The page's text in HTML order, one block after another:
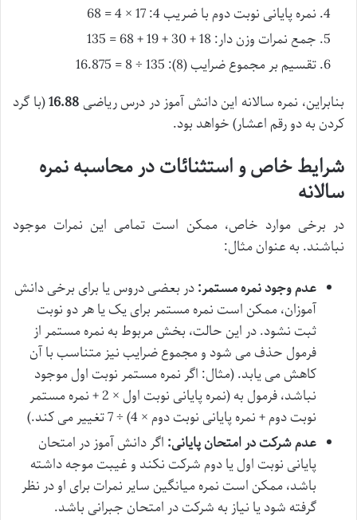
نمره پایانی نوبت دوم با ضریب 4: 17 × 4 = 68
جمع نمرات وزن دار: 18 + 30 + 19 + 68 = 135
تقسیم بر مجموع ضرایب (8): 135 ÷ 8 = 16.875
بنابراین، نمره سالانه این دانش آموز در درس ریاضی 16.88(با گرد
کردن به دو رقم اعشار) خواهد بود.
شرایط خاص و استثنائات در محاسبه نمره
سالانه
در برخی موارد خاص، ممکن است تمامی این نمرات موجود
نباشند. به عنوان مثال:
عدم وجود نمره مستمر:در بعضی دروس یا برای برخی دانش
آموزان، ممکن است نمره مستمر برای یک یا هر دو نوبت
ثبت نشود. در این حالت، بخش مربوط به نمره مستمر از
فرمول حذف می شود و مجموع ضرایب نیز متناسب با آن
کاهش می یابد. (مثال: اگر نمره مستمر نوبت اول موجود
نباشد، فرمول به (نمره پایانی نوبت اول × 2 + نمره مستمر
نوبت دوم + نمره پایانی نوبت دوم × 4) ÷ 7 تغییر می کند.)
عدم شرکت در امتحان پایانی: اگر دانش آموز در امتحان
پایانی نوبت اول یا دوم شرکت نکند و غیبت موجه داشته
باشد، ممکن است نمره میانگین سایر نمرات برای او در نظر
گرفته شود یا نیاز به شرکت در امتحان جبرانی باشد.